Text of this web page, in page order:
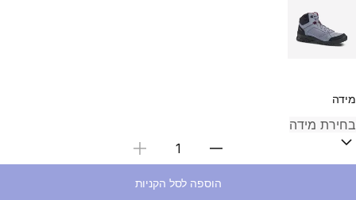
מידה
בחירת כמות
הוספה לסל הקניות